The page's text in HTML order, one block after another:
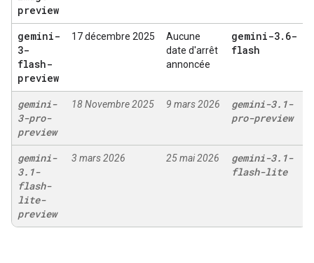
preview
gemini-
3-
flash-
preview
17 décembre 2025
Aucune
date d'arrêt
annoncée
gemini-3. 6-
flash
gemini-
3-pro-
preview
18 Novembre 2025 9 mars 2026 gemini-3. 1-
pro-preview
gemini-
3. 1-
flash-
lite-
preview
3 mars 2026 25 mai 2026 gemini-3. 1-
flash-lite